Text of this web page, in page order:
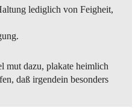
lediglich von Feigheit,
mut dazu, plakate heimlich
daß irgendein besonders